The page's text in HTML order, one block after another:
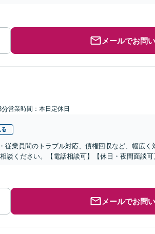
メールでお問
分営業時間：本日定休日
業員間のトラブル対応、債権回収など、幅広く
談ください。【電話相談可】【休日・夜間面談可
メールでお問